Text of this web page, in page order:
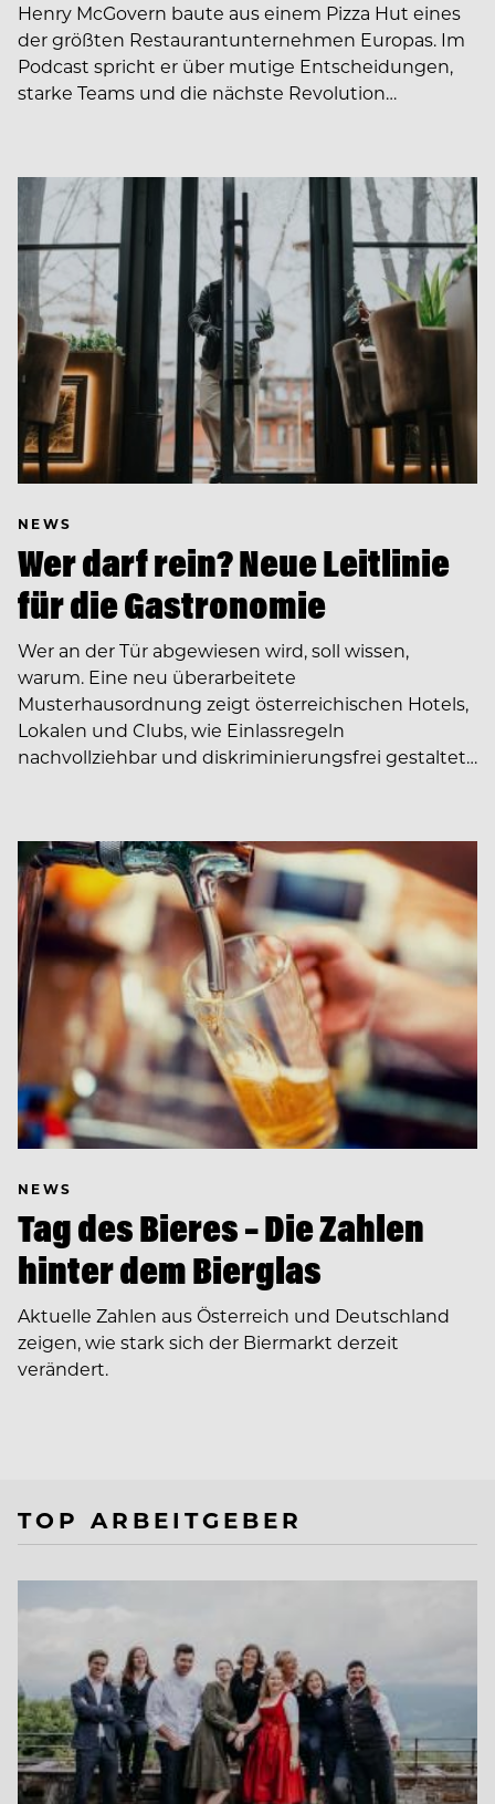
Henry McGovern baute aus einem Pizza Hut eines
der größten Restaurantunternehmen Europas. Im
Podcast spricht er über mutige Entscheidungen,
starke Teams und die nächste Revolution…
NEWS
Wer darf rein? Neue Leitlinie
für die Gastronomie
Wer an der Tür abgewiesen wird, soll wissen,
warum. Eine neu überarbeitete
Musterhausordnung zeigt österreichischen Hotels,
Lokalen und Clubs, wie Einlassregeln
nachvollziehbar und diskriminierungsfrei gestaltet…
NEWS
Tag des Bieres – Die Zahlen
hinter dem Bierglas
Aktuelle Zahlen aus Österreich und Deutschland
zeigen, wie stark sich der Biermarkt derzeit
verändert.
TOP ARBEITGEBER